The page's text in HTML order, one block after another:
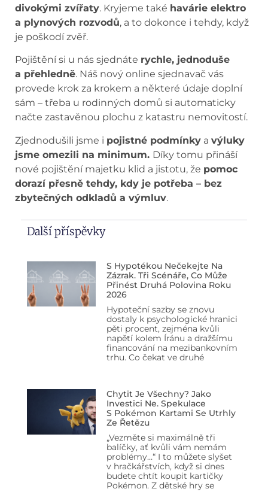
divokými zvířaty. Kryjeme také havárie elektro
a plynových rozvodů, a to dokonce i tehdy, když
je poškodí zvěř.
Pojištění si u nás sjednáte rychle, jednoduše
a přehledně. Náš nový online sjednavač vás
provede krok za krokem a některé údaje doplní
sám – třeba u rodinných domů si automaticky
načte zastavěnou plochu z katastru nemovitostí.
Zjednodušili jsme i pojistné podmínky a výluky
jsme omezili na minimum. Díky tomu přináší
nové pojištění majetku klid a jistotu, že pomoc
dorazí přesně tehdy, kdy je potřeba – bez
zbytečných odkladů a výmluv.
Další příspěvky
S Hypotékou Nečekejte Na
Zázrak. Tři Scénáře, Co Může
Přinést Druhá Polovina Roku
2026
Hypoteční sazby se znovu
dostaly k psychologické hranici
pěti procent, zejména kvůli
napětí kolem Íránu a dražšímu
financování na mezibankovním
trhu. Co čekat ve druhé
Chytit Je Všechny? Jako
Investici Ne. Spekulace
S Pokémon Kartami Se Utrhly
Ze Řetězu
„Vezměte si maximálně tři
balíčky, ať kvůli vám nemám
problémy…“ I to můžete slyšet
v hračkářstvích, když si dnes
budete chtít koupit kartičky
Pokémon. Z dětské hry se